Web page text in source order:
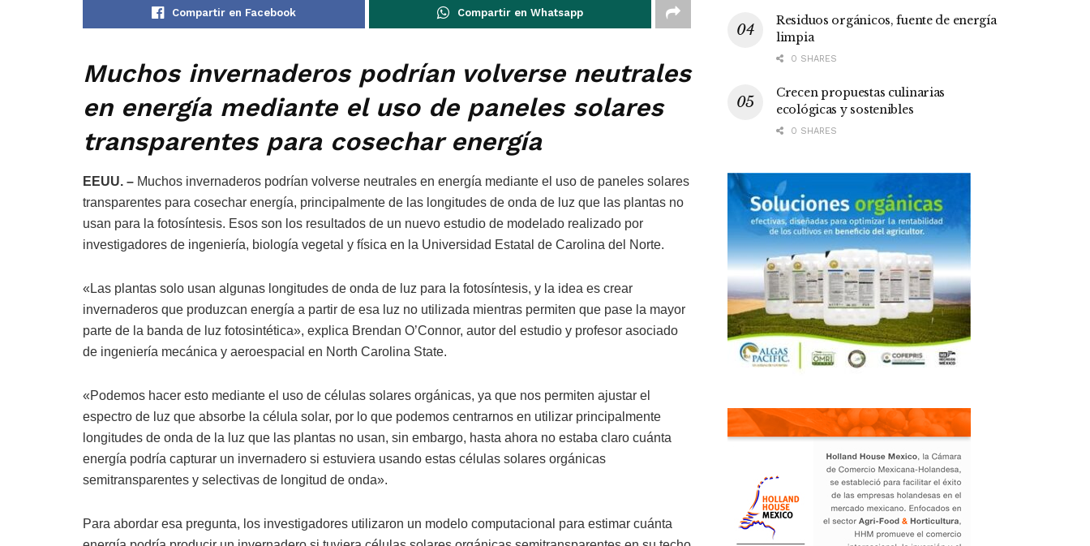
Compartir en Facebook Compartir en Whatsapp
Muchos invernaderos podrían volverse neutrales
en energía mediante el uso de paneles solares
transparentes para cosechar energía
EEUU. – Muchos invernaderos podrían volverse neutrales en energía mediante el uso de paneles solares
transparentes para cosechar energía, principalmente de las longitudes de onda de luz que las plantas no
usan para la fotosíntesis. Esos son los resultados de un nuevo estudio de modelado realizado por
investigadores de ingeniería, biología vegetal y física en la Universidad Estatal de Carolina del Norte.
«Las plantas solo usan algunas longitudes de onda de luz para la fotosíntesis, y la idea es crear
invernaderos que produzcan energía a partir de esa luz no utilizada mientras permiten que pase la mayor
parte de la banda de luz fotosintética», explica Brendan O’Connor, autor del estudio y profesor asociado
de ingeniería mecánica y aeroespacial en North Carolina State.
«Podemos hacer esto mediante el uso de células solares orgánicas, ya que nos permiten ajustar el
espectro de luz que absorbe la célula solar, por lo que podemos centrarnos en utilizar principalmente
longitudes de onda de la luz que las plantas no usan, sin embargo, hasta ahora no estaba claro cuánta
energía podría capturar un invernadero si estuviera usando estas células solares orgánicas
semitransparentes y selectivas de longitud de onda».
Para abordar esa pregunta, los investigadores utilizaron un modelo computacional para estimar cuánta
Residuos orgánicos, fuente de energía
limpia
0 SHARES
Crecen propuestas culinarias
ecológicas y sostenibles
0 SHARES